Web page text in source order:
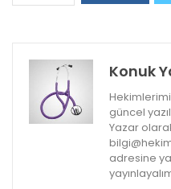
Konuk
güncel
Yazar
adresine